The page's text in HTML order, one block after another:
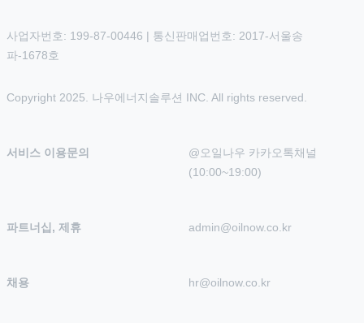
사업자번호: 199-87-00446 | 통신판매업번호: 2017-서울송
파-1678호
Copyright 2025. 나우에너지솔루션 INC. All rights reserved.
서비스 이용문의
@오일나우 카카오톡채널
(10:00~19:00)
파트너십, 제휴 admin@oilnow.co.kr
채용 hr@oilnow.co.kr